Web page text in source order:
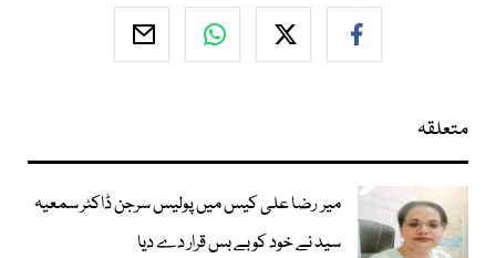
متعلقہ
میر رضا علی کیس میں پولیس سرجن ڈاکٹر سمعیہ
سید نے خود کو بے بس قرار دے دیا